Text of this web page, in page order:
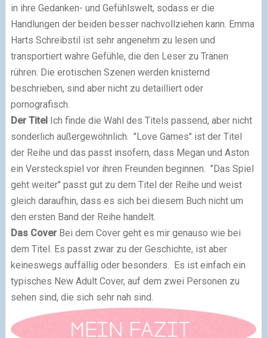
in ihre Gedanken- und Gefühlswelt, sodass er die
Handlungen der beiden besser nachvollziehen kann. Emma
Harts Schreibstil ist sehr angenehm zu lesen und
transportiert wahre Gefühle, die den Leser zu Tränen
rühren. Die erotischen Szenen werden knisternd
beschrieben, sind aber nicht zu detailliert oder
pornografisch.
Der TitelIch finde die Wahl des Titels passend, aber nicht
sonderlich außergewöhnlich. "Love Games" ist der Titel
der Reihe und das passt insofern, dass Megan und Aston
ein Versteckspiel vor ihren Freunden beginnen. "Das Spiel
geht weiter" passt gut zu dem Titel der Reihe und weist
gleich daraufhin, dass es sich bei diesem Buch nicht um
den ersten Band der Reihe handelt.
Das CoverBei dem Cover geht es mir genauso wie bei
dem Titel. Es passt zwar zu der Geschichte, ist aber
keineswegs auffällig oder besonders. Es ist einfach ein
typisches New Adult Cover, auf dem zwei Personen zu
sehen sind, die sich sehr nah sind.